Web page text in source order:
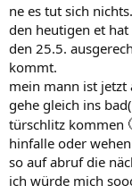
ne es tut sich
den heutigen et hat
den 25.5.
kommt.
mein mann ist jetzt
gehe gleich ins
türschlitz kommen
hinfalle oder
so auf abruf die
ich würde mich